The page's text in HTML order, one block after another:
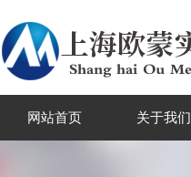
网站首页 关于我们